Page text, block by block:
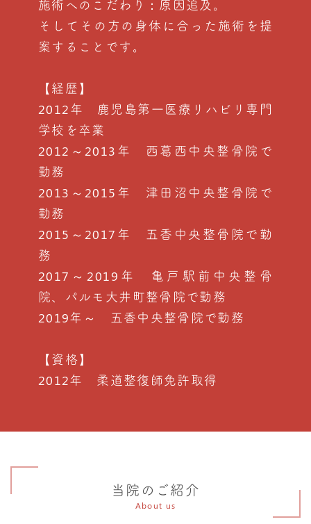
施術へのこだわり：原因追及。
そしてその方の身体に合った施術を提
案することです。
【経歴】
2012年 鹿児島第一医療リハビリ専門
学校を卒業
2012～2013年 西葛西中央整骨院で
勤務
2013～2015年 津田沼中央整骨院で
勤務
2015～2017年 五香中央整骨院で勤
務
2017～2019年 亀戸駅前中央整骨
院、パルモ大井町整骨院で勤務
2019年～ 五香中央整骨院で勤務
【資格】
2012年 柔道整復師免許取得
当院のご紹介
About us